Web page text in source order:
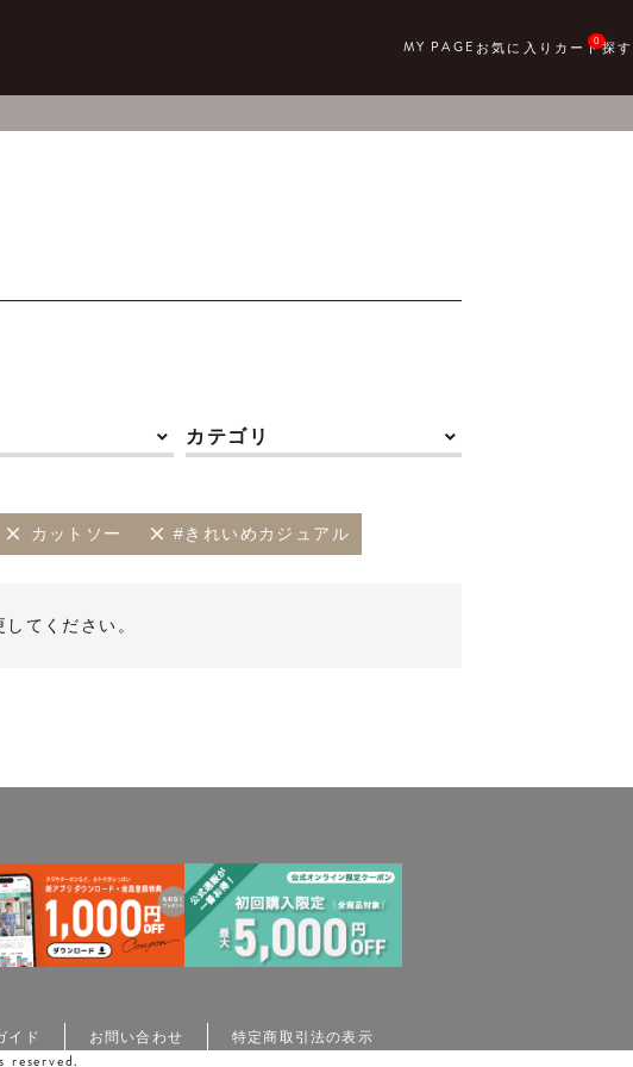
0
カテゴリ
カットソー #きれいめカジュアル
てください。
イド お問い合わせ 特定商取引法の表示